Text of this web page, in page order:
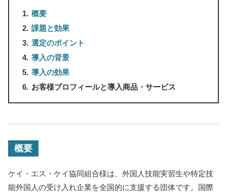
概要
課題と効果
選定のポイント
導入の背景
導入の効果
お客様プロフィールと導入商品・サービス
概要
ケイ・エス・ケイ協同組合様は、外国人技能実習生や特定技
能外国人の受け入れ企業を全国的に支援する団体です。国際